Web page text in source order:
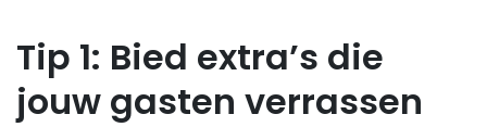
Tip 1: Bied extra’s die
jouw gasten verrassen